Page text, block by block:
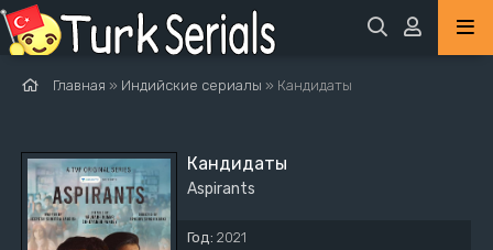
Главная » Индийские сериалы » Кандидаты
Кандидаты
Aspirants
Год: 2021